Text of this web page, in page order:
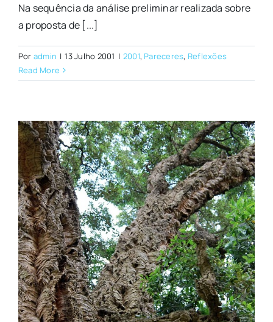
Na sequência da análise preliminar realizada sobre
a proposta de [...]
Por admin | 13 Julho 2001 | 2001, Pareceres, Reflexões
Read More